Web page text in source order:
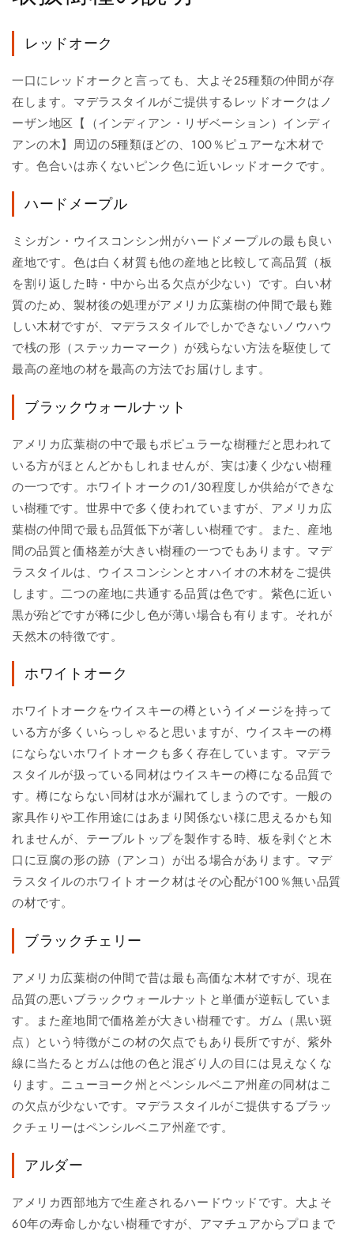
レッドオーク
一口にレッドオークと言っても、大よそ25種類の仲間が存
在します。マデラスタイルがご提供するレッドオークはノ
ーザン地区【（インディアン・リザベーション）インディ
アンの木】周辺の5種類ほどの、100％ピュアーな木材で
す。色合いは赤くないピンク色に近いレッドオークです。
ハードメープル
ミシガン・ウイスコンシン州がハードメープルの最も良い
産地です。色は白く材質も他の産地と比較して高品質（板
を割り返した時・中から出る欠点が少ない）です。白い材
質のため、製材後の処理がアメリカ広葉樹の仲間で最も難
しい木材ですが、マデラスタイルでしかできないノウハウ
で桟の形（ステッカーマーク）が残らない方法を駆使して
最高の産地の材を最高の方法でお届けします。
ブラックウォールナット
アメリカ広葉樹の中で最もポピュラーな樹種だと思われて
いる方がほとんどかもしれませんが、実は凄く少ない樹種
の一つです。ホワイトオークの1/30程度しか供給ができな
い樹種です。世界中で多く使われていますが、アメリカ広
葉樹の仲間で最も品質低下が著しい樹種です。また、産地
間の品質と価格差が大きい樹種の一つでもあります。マデ
ラスタイルは、ウイスコンシンとオハイオの木材をご提供
します。二つの産地に共通する品質は色です。紫色に近い
黒が殆どですが稀に少し色が薄い場合も有ります。それが
天然木の特徴です。
ホワイトオーク
ホワイトオークをウイスキーの樽というイメージを持って
いる方が多くいらっしゃると思いますが、ウイスキーの樽
にならないホワイトオークも多く存在しています。マデラ
スタイルが扱っている同材はウイスキーの樽になる品質で
す。樽にならない同材は水が漏れてしまうのです。一般の
家具作りや工作用途にはあまり関係ない様に思えるかも知
れませんが、テーブルトップを製作する時、板を剥ぐと木
口に豆腐の形の跡（アンコ）が出る場合があります。マデ
ラスタイルのホワイトオーク材はその心配が100％無い品質
の材です。
ブラックチェリー
アメリカ広葉樹の仲間で昔は最も高価な木材ですが、現在
品質の悪いブラックウォールナットと単価が逆転していま
す。また産地間で価格差が大きい樹種です。ガム（黒い斑
点）という特徴がこの材の欠点でもあり長所ですが、紫外
線に当たるとガムは他の色と混ざり人の目には見えなくな
ります。ニューヨーク州とペンシルベニア州産の同材はこ
の欠点が少ないです。マデラスタイルがご提供するブラッ
クチェリーはペンシルベニア州産です。
アルダー
アメリカ西部地方で生産されるハードウッドです。大よそ
60年の寿命しかない樹種ですが、アマチュアからプロまで